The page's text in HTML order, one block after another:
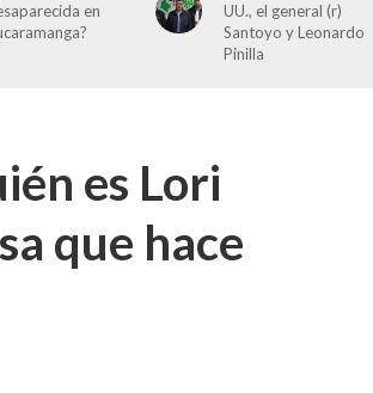
en
UU., el general (r)
Santoyo y Leonardo
Pinilla
es Lori
que hace